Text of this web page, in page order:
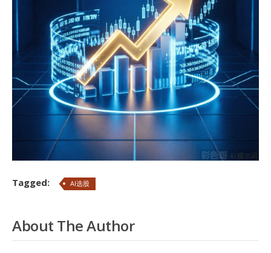
Tagged: AI选股
About The Author